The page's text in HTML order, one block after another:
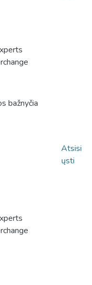
bažnyčia
Atsisi
ųsti